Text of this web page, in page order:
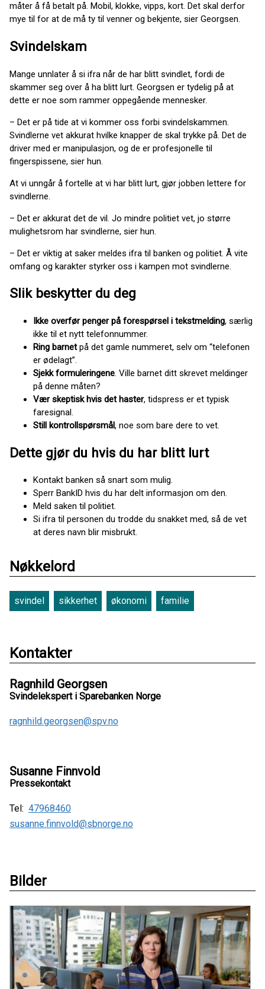
måter å få betalt på. Mobil, klokke, vipps, kort. Det skal derfor
mye til for at de må ty til venner og bekjente, sier Georgsen.
Svindelskam
Mange unnlater å si ifra når de har blitt svindlet, fordi de
skammer seg over å ha blitt lurt. Georgsen er tydelig på at
dette er noe som rammer oppegående mennesker.
– Det er på tide at vi kommer oss forbi svindelskammen.
Svindlerne vet akkurat hvilke knapper de skal trykke på. Det de
driver med er manipulasjon, og de er profesjonelle til
fingerspissene, sier hun.
At vi unngår å fortelle at vi har blitt lurt, gjør jobben lettere for
svindlerne.
– Det er akkurat det de vil. Jo mindre politiet vet, jo større
mulighetsrom har svindlerne, sier hun.
– Det er viktig at saker meldes ifra til banken og politiet. Å vite
omfang og karakter styrker oss i kampen mot svindlerne.
Slik beskytter du deg
Ikke overfør penger på forespørsel i tekstmelding, særlig
ikke til et nytt telefonnummer.
Ring barnetpå det gamle nummeret, selv om “telefonen
er ødelagt”.
Sjekk formuleringene. Ville barnet ditt skrevet meldinger
på denne måten?
Vær skeptisk hvis det haster, tidspress er et typisk
faresignal.
Still kontrollspørsmål, noe som bare dere to vet.
Dette gjør du hvis du har blitt lurt
Kontakt banken så snart som mulig.
Sperr BankID hvis du har delt informasjon om den.
Meld saken til politiet.
Si ifra til personen du trodde du snakket med, så de vet
at deres navn blir misbrukt.
Nøkkelord
svindel sikkerhet økonomi familie
Kontakter
Ragnhild Georgsen
Svindelekspert i Sparebanken Norge
ragnhild.georgsen@spv.no
Susanne Finnvold
Pressekontakt
Tel: 47968460
susanne.finnvold@sbnorge.no
Bilder